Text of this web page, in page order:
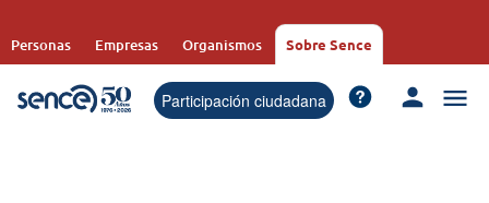
contenido
Personas Empresas Organismos Sobre Sence
Participación ciudadana